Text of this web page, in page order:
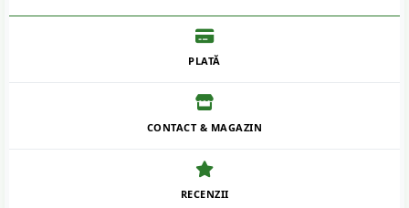
PLATĂ
CONTACT & MAGAZIN
RECENZII